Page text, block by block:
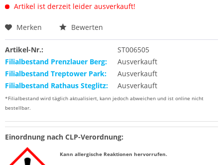
Artikel ist derzeit leider ausverkauft!
Merken Bewerten
Artikel-Nr.:
ST006505
Filialbestand Prenzlauer Berg:
Ausverkauft
Filialbestand Treptower Park:
Ausverkauft
Filialbestand Rathaus Steglitz:
Ausverkauft
*Filialbestand wird täglich aktualisiert, kann jedoch abweichen und ist online nicht
bestellbar.
Einordnung nach CLP-Verordnung:
Kann allergische Reaktionen hervorrufen.